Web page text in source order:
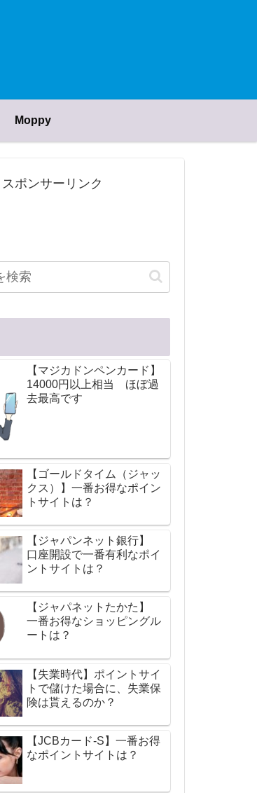
Moppy
スポンサーリンク
【マジカドンペンカード】
14000円以上相当 ほぼ過
去最高です
【ゴールドタイム（ジャッ
クス）】一番お得なポイン
トサイトは？
【ジャパンネット銀行】
口座開設で一番有利なポイ
ントサイトは？
【ジャパネットたかた】
一番お得なショッピングル
ートは？
【失業時代】ポイントサイ
トで儲けた場合に、失業保
険は貰えるのか？
【JCBカード-S】一番お得
なポイントサイトは？